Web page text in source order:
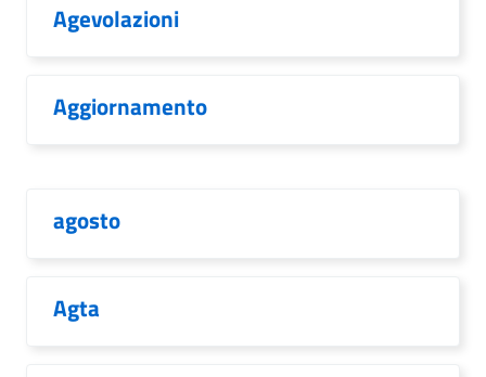
Agevolazioni
Aggiornamento
agosto
Agta